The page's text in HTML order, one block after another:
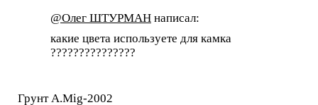
@Олег ШТУРМАНнаписал:
какие цвета используете для камка
???????????????
Грунт A.Mig-2002